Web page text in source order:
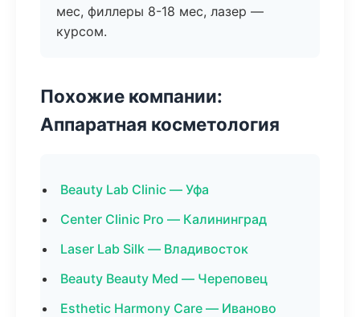
мес, филлеры 8-18 мес, лазер —
курсом.
Похожие компании:
Аппаратная косметология
Beauty Lab Clinic — Уфа
Center Clinic Pro — Калининград
Laser Lab Silk — Владивосток
Beauty Beauty Med — Череповец
Esthetic Harmony Care — Иваново